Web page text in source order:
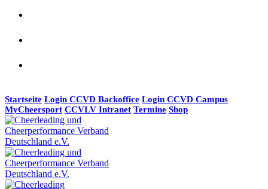
Startseite Login CCVD Backoffice Login CCVD Campus
MyCheersport CCVLV Intranet Termine Shop